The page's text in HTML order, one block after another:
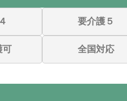
要介護５
可 全国対応